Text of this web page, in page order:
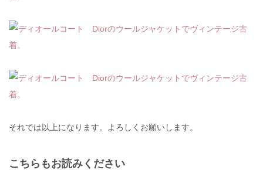
それでは以上になります。よろしくお願いします。
こちらもお読みください